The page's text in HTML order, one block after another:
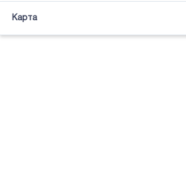
Карта